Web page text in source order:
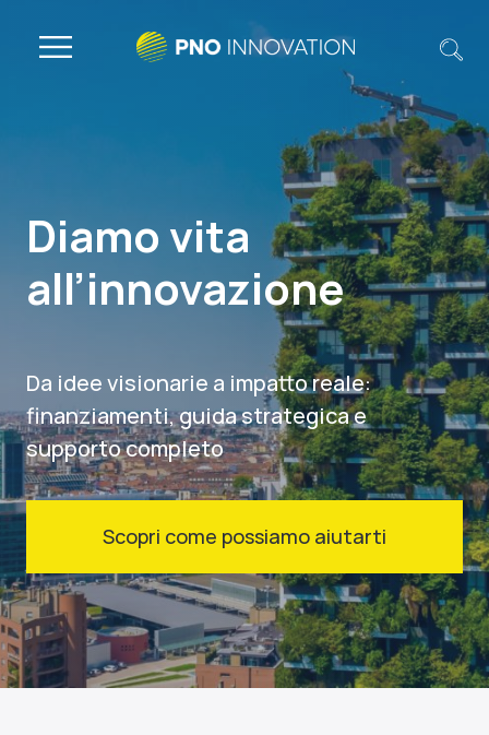
Diamo vita
all’innovazione
Da idee visionarie a impatto reale:
finanziamenti, guida strategica e
supporto completo
Scopri come possiamo aiutarti